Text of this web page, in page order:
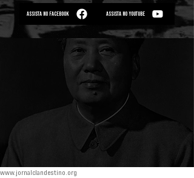
ASSISTA NO FACEBOOK ASSISTA NO YOUTUBE
www.jornalclandestino.org